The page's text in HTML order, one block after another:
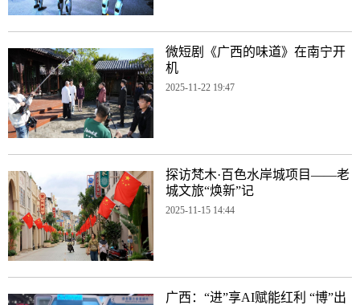
微短剧《广西的味道》在南宁开
机
2025-11-22 19:47
探访梵木·百色水岸城项目——老
城文旅“焕新”记
2025-11-15 14:44
广西：“进”享AI赋能红利 “博”出